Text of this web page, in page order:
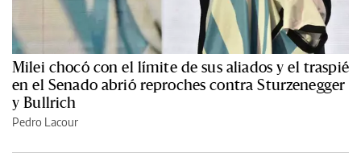
Milei chocó con el límite de sus aliados y el traspié
en el Senado abrió reproches contra Sturzenegger
y Bullrich
Pedro Lacour